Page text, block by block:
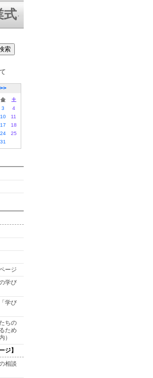
迎えることができまし
>>
金
土
3
4
10
11
17
18
24
25
31
ージ
学び
学び
ちの
ため
）
ジ】
相談